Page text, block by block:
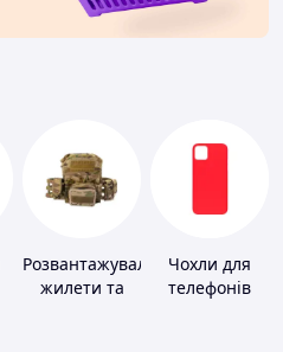
Розвантажувальні
жилети та
Чохли для
телефонів